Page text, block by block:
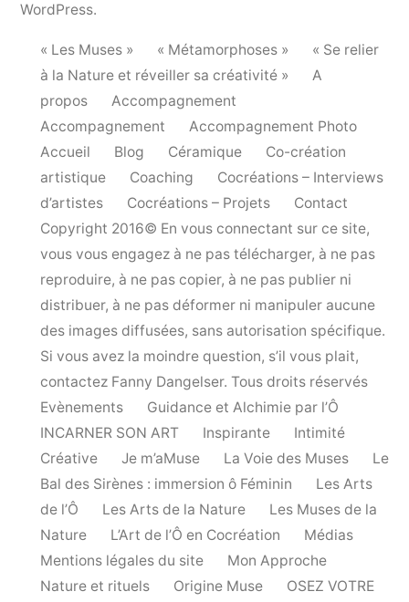
WordPress.
« Les Muses » « Métamorphoses »
« Se relier
à la Nature et réveiller sa créativité »
A
propos
Accompagnement
Accompagnement
Accompagnement Photo
Accueil
Blog Céramique
Co-création
artistique
Coaching
Cocréations – Interviews
d’artistes
Cocréations – Projets
Contact
Copyright 2016© En vous connectant sur ce site,
vous vous engagez à ne pas télécharger, à ne pas
reproduire, à ne pas copier, à ne pas publier ni
distribuer, à ne pas déformer ni manipuler aucune
des images diffusées, sans autorisation spécifique.
Si vous avez la moindre question, s’il vous plait,
contactez Fanny Dangelser. Tous droits réservés
Evènements
Guidance et Alchimie par l’Ô
INCARNER SON ART
Inspirante
Intimité
Créative
Je m’aMuse La Voie des Muses
Le
Bal des Sirènes : immersion ô Féminin
Les Arts
de l’Ô
Les Arts de la Nature
Les Muses de la
Nature
L’Art de l’Ô en Cocréation
Médias
Mentions légales du site
Mon Approche
Nature et rituels
Origine Muse OSEZ VOTRE